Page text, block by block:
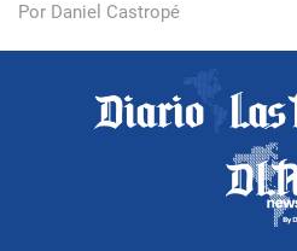
Por Daniel Castropé